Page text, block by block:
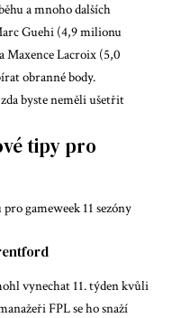
a mnoho dalších
Guehi (4,9 milionu
Maxence Lacroix (5,0
obranné body.
byste neměli ušetřit
tipy pro
gameweek 11 sezóny
vynechat 11. týden kvůli
FPL se ho snaží